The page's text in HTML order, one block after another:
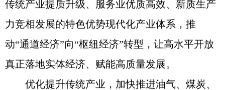
传统产业提质升级、服务业优质高效、新质生产
力竞相发展的特色优势现代化产业体系，推
动“通道经济”向“枢纽经济”转型，让高水平开放
真正落地实体经济、赋能高质量发展。
优化提升传统产业，加快推进油气、煤炭、